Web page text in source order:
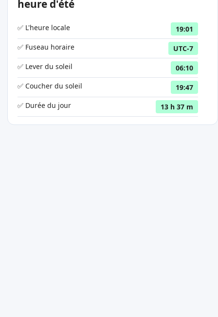
heure d'été
✅ L'heure locale
19:01
✅ Fuseau horaire
UTC-7
✅ Lever du soleil
06:10
✅ Coucher du soleil
19:47
✅ Durée du jour
13 h 37 m